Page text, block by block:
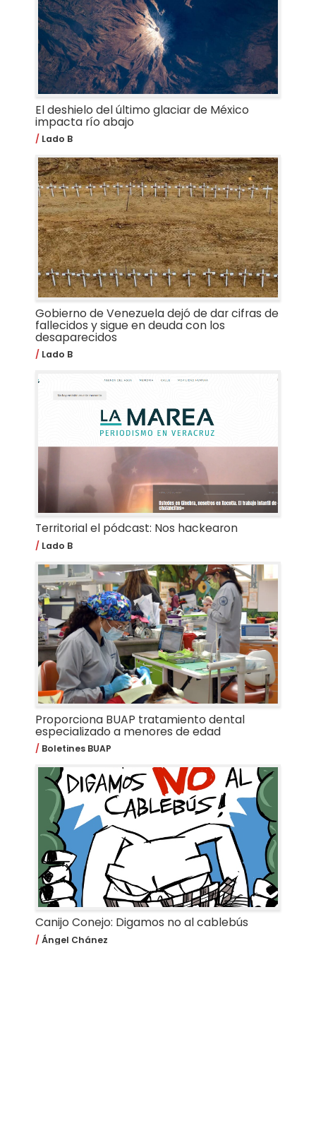
El deshielo del último glaciar de México
impacta río abajo
Lado B
Gobierno de Venezuela dejó de dar cifras de
fallecidos y sigue en deuda con los
desaparecidos
Lado B
Territorial el pódcast: Nos hackearon
Lado B
Proporciona BUAP tratamiento dental
especializado a menores de edad
Boletines BUAP
Canijo Conejo: Digamos no al cablebús
Ángel Chánez